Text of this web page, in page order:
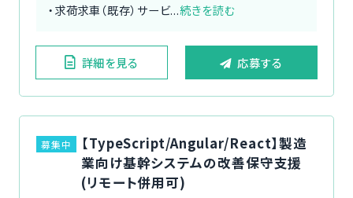
・求荷求車（既存）サービ...続きを読む
詳細を見る 応募する
募集中
【TypeScript/Angular/React】製造
業向け基幹システムの改善保守支援
(リモート併用可)